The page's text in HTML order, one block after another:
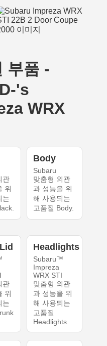
부품 -
's
WRX
관
위
는
Body
Subaru
맞춤형 외관
과 성능을 위
해 사용되는
고품질 Body.
관
위
는
Headlights
Subaru™
Impreza
WRX STI
맞춤형 외관
과 성능을 위
해 사용되는
고품질
Headlights.